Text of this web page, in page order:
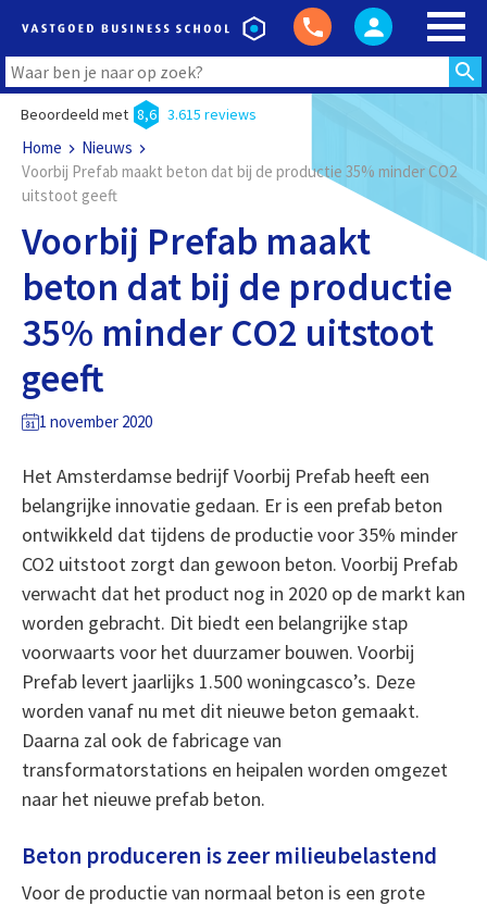
Beoordeeld met 8,6 3.615 reviews
Home
Nieuws
Voorbij Prefab maakt beton dat bij de productie 35% minder CO2
uitstoot geeft
Voorbij Prefab maakt
beton dat bij de productie
35% minder CO2 uitstoot
geeft
1 november 2020
Het Amsterdamse bedrijf Voorbij Prefab heeft een
belangrijke innovatie gedaan. Er is een prefab beton
ontwikkeld dat tijdens de productie voor 35% minder
CO2 uitstoot zorgt dan gewoon beton. Voorbij Prefab
verwacht dat het product nog in 2020 op de markt kan
worden gebracht. Dit biedt een belangrijke stap
voorwaarts voor het duurzamer bouwen. Voorbij
Prefab levert jaarlijks 1.500 woningcasco’s. Deze
worden vanaf nu met dit nieuwe beton gemaakt.
Daarna zal ook de fabricage van
transformatorstations en heipalen worden omgezet
naar het nieuwe prefab beton.
Beton produceren is zeer milieubelastend
Voor de productie van normaal beton is een grote